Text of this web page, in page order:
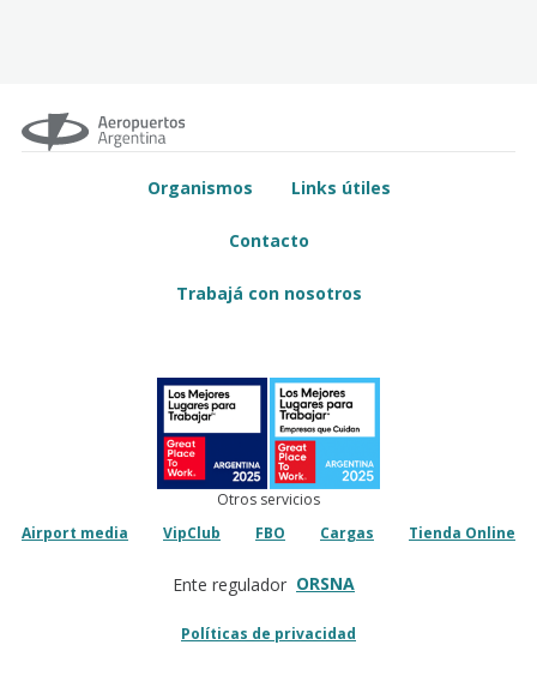
Organismos Links útiles
Contacto
Trabajá con nosotros
Otros servicios
Airport media
VipClub FBO Cargas Tienda Online
Ente regulador ORSNA
Políticas de privacidad